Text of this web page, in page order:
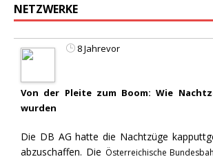
NETZWERKE
8 Jahrevor
Von der Pleite zum Boom: Wie
wurden
Die DB AG hatte die Nachtzüge
abzuschaffen. Die Österreichische